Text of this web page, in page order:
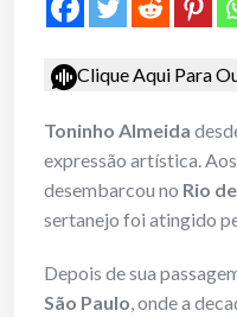
Clique Aqui Para
Toninho Almeida
expressão artística.
desembarcou no Rio
sertanejo foi atingido
Depois de sua
São Paulo, onde a